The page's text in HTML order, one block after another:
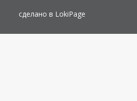
сделано в LokiPage